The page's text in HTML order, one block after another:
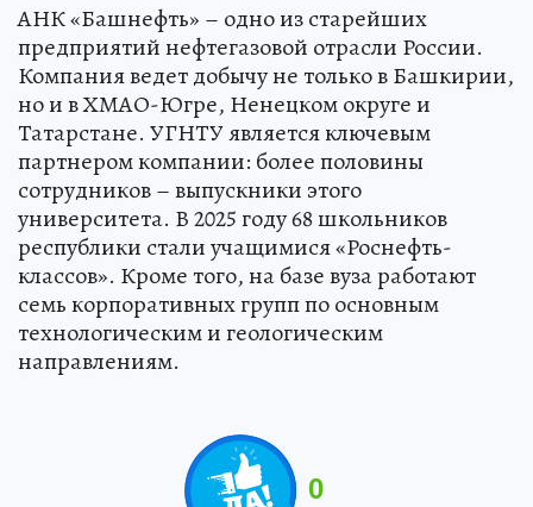
АНК «Башнефть» – одно из старейших
предприятий нефтегазовой отрасли России.
Компания ведет добычу не только в Башкирии,
но и в ХМАО-Югре, Ненецком округе и
Татарстане. УГНТУ является ключевым
партнером компании: более половины
сотрудников – выпускники этого
университета. В 2025 году 68 школьников
республики стали учащимися «Роснефть-
классов». Кроме того, на базе вуза работают
семь корпоративных групп по основным
технологическим и геологическим
направлениям.
0